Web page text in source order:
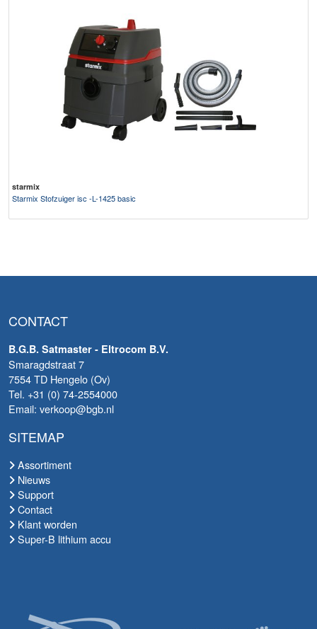
starmix
Starmix Stofzuiger isc -L-1425 basic
CONTACT
B.G.B. Satmaster - Eltrocom B.V.
Smaragdstraat 7
7554 TD Hengelo (Ov)
Tel. +31 (0) 74-2554000
Email: verkoop@bgb.nl
SITEMAP
Assortiment
Nieuws
Support
Contact
Klant worden
Super-B lithium accu